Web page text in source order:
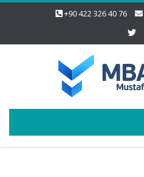
+90 422 326 40 76